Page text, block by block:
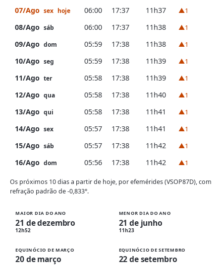
07/Ago sex hoje 06:00 17:37 11h37 ▲1
08/Ago sáb 06:00 17:37 11h38 ▲1
09/Ago dom 05:59 17:38 11h38 ▲1
10/Ago seg 05:59 17:38 11h39 ▲1
11/Ago ter 05:58 17:38 11h39 ▲1
12/Ago qua 05:58 17:38 11h40 ▲1
13/Ago qui 05:58 17:38 11h41 ▲1
14/Ago sex 05:57 17:38 11h41 ▲1
15/Ago sáb 05:57 17:38 11h42 ▲1
16/Ago dom 05:56 17:38 11h42 ▲1
Os próximos 10 dias a partir de hoje, por efemérides (VSOP87D), com
refração padrão de -0,833°.
MAIOR DIA DO ANO
21 de dezembro
12h52
MENOR DIA DO ANO
21 de junho
11h23
EQUINÓCIO DE MARÇO
20 de março
EQUINÓCIO DE SETEMBRO
22 de setembro